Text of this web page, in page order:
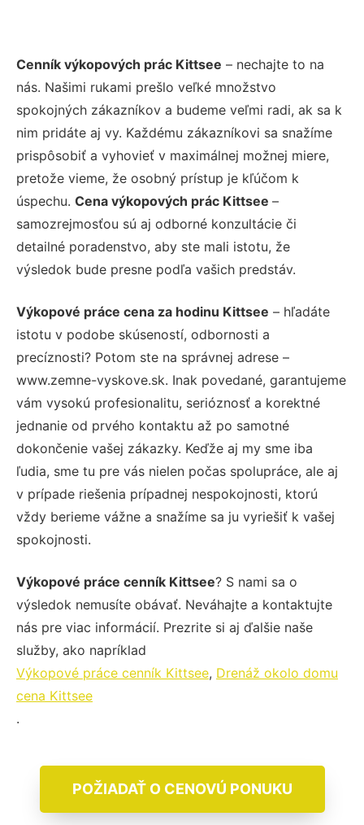
Cenník výkopových prác Kittsee – nechajte to na
nás. Našimi rukami prešlo veľké množstvo
spokojných zákazníkov a budeme veľmi radi, ak sa k
nim pridáte aj vy. Každému zákazníkovi sa snažíme
prispôsobiť a vyhovieť v maximálnej možnej miere,
pretože vieme, že osobný prístup je kľúčom k
úspechu. Cena výkopových prác Kittsee –
samozrejmosťou sú aj odborné konzultácie či
detailné poradenstvo, aby ste mali istotu, že
výsledok bude presne podľa vašich predstáv.
Výkopové práce cena za hodinu Kittsee – hľadáte
istotu v podobe skúseností, odbornosti a
precíznosti? Potom ste na správnej adrese –
www.zemne-vyskove.sk. Inak povedané, garantujeme
vám vysokú profesionalitu, serióznosť a korektné
jednanie od prvého kontaktu až po samotné
dokončenie vašej zákazky. Keďže aj my sme iba
ľudia, sme tu pre vás nielen počas spolupráce, ale aj
v prípade riešenia prípadnej nespokojnosti, ktorú
vždy berieme vážne a snažíme sa ju vyriešiť k vašej
spokojnosti.
Výkopové práce cenník Kittsee? S nami sa o
výsledok nemusíte obávať. Neváhajte a kontaktujte
nás pre viac informácií. Prezrite si aj ďalšie naše
služby, ako napríklad
Výkopové práce cenník Kittsee, Drenáž okolo domu
cena Kittsee
.
POŽIADAŤ O CENOVÚ PONUKU